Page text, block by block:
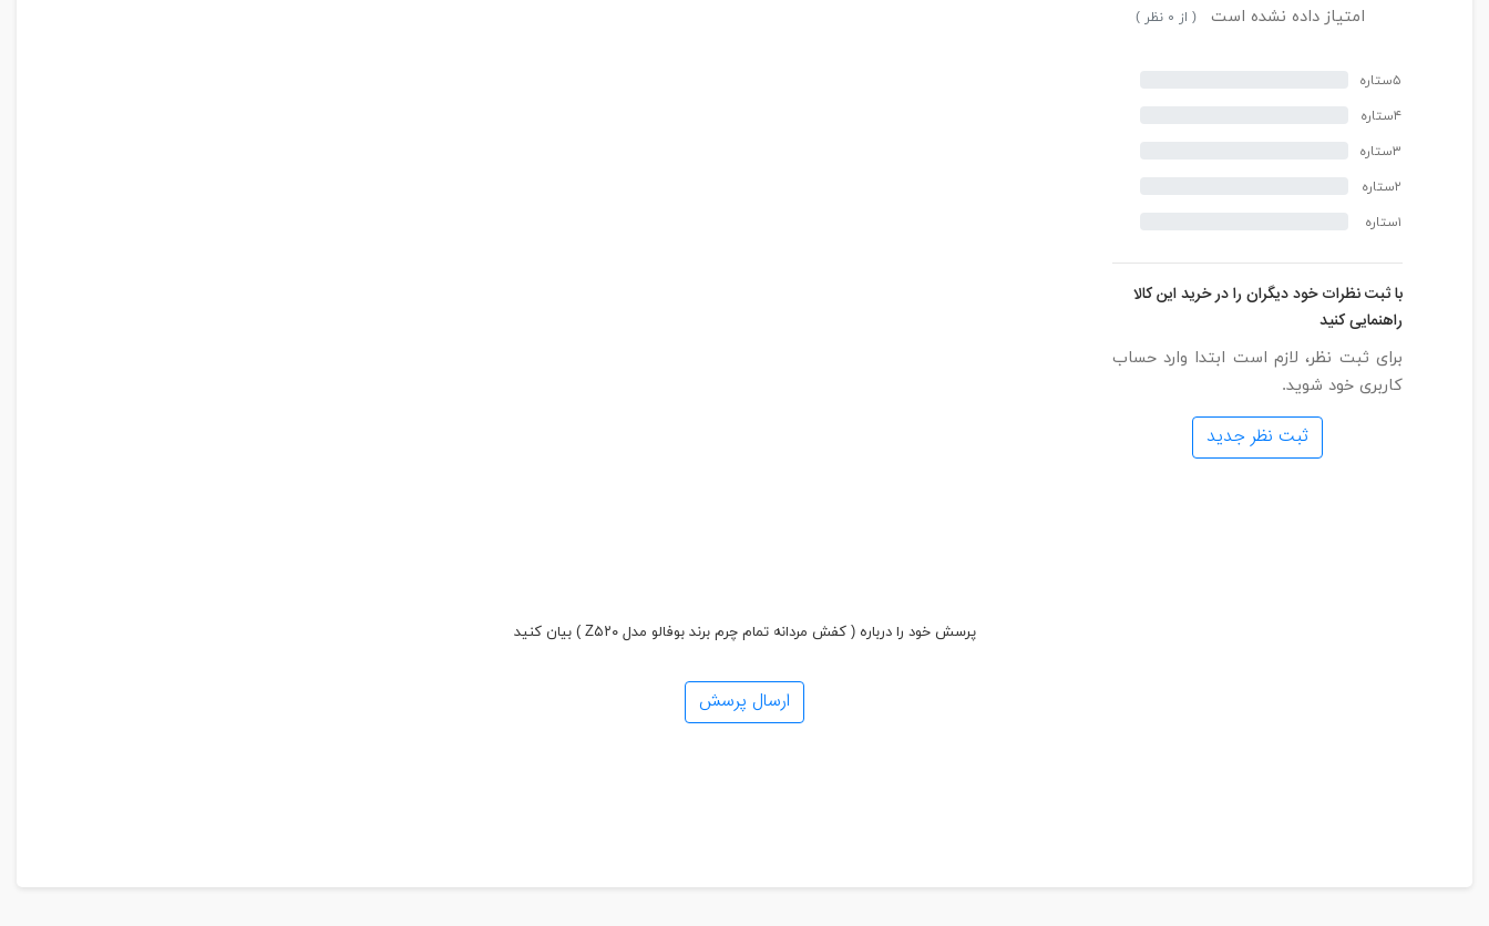
امتیاز داده نشده است ( از ۰ نظر )
۵ستاره
۴ستاره
۳ستاره
۲ستاره
۱ستاره
با ثبت نظرات خود دیگران را در خرید این کالا
راهنمایی کنید
برای ثبت نظر، لازم است ابتدا وارد حساب
کاربری خود شوید.
ثبت نظر جدید
پرسش خود را درباره ( کفش مردانه تمام چرم برند بوفالو مدل Z۵۲۰ ) بیان کنید
ارسال پرسش